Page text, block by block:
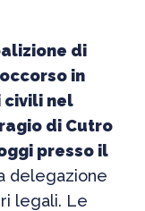
di
in
civili nel
di Cutro
presso il
delegazione
legali. Le